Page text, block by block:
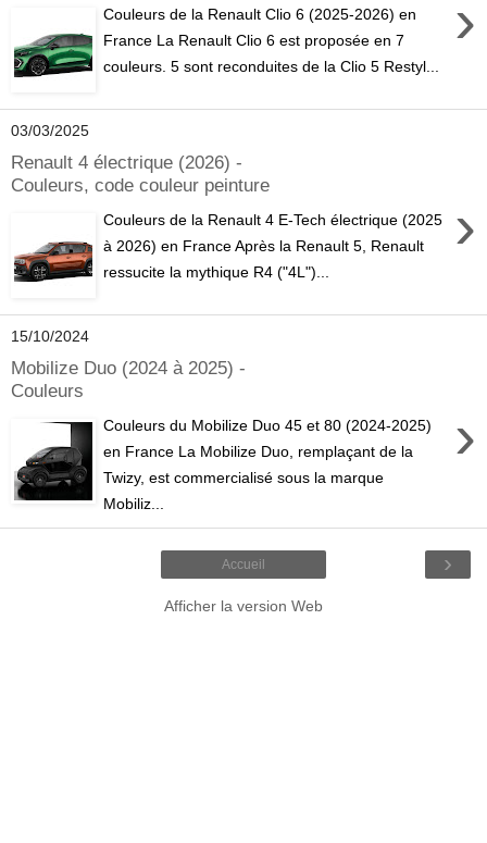
›
Couleurs de la Renault Clio 6 (2025-2026) en
France La Renault Clio 6 est proposée en 7
couleurs. 5 sont reconduites de la Clio 5 Restyl...
03/03/2025
Renault 4 électrique (2026) -
Couleurs, code couleur peinture
›
Couleurs de la Renault 4 E-Tech électrique (2025
à 2026) en France Après la Renault 5, Renault
ressucite la mythique R4 ("4L")...
15/10/2024
Mobilize Duo (2024 à 2025) -
Couleurs
›
Couleurs du Mobilize Duo 45 et 80 (2024-2025)
en France La Mobilize Duo, remplaçant de la
Twizy, est commercialisé sous la marque
Mobiliz...
›
Accueil
Afficher la version Web